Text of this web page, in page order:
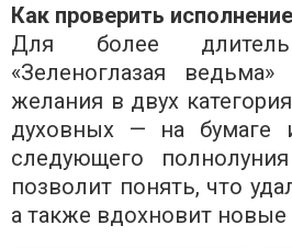
Как проверить
Для более
«Зеленоглазая ведьма»
желания в двух
духовных — на бумаге
следующего
позволит понять, что
а также вдохновит новые